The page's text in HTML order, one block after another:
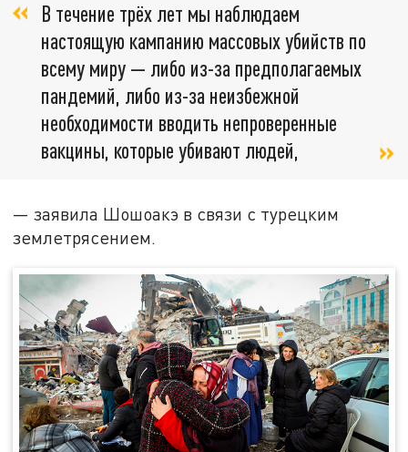
В течение трёх лет мы наблюдаем
настоящую кампанию массовых убийств по
всему миру — либо из-за предполагаемых
пандемий, либо из-за неизбежной
необходимости вводить непроверенные
вакцины, которые убивают людей,
— заявила Шошоакэ в связи с турецким
землетрясением.